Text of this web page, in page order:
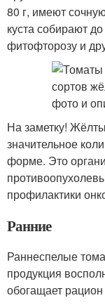
80 г, имеют
куста собирают
фитофторозу и
На заметку!
значительное
форме. Это
профилактики
Ранние
Раннеспелые
продукция
обогащает